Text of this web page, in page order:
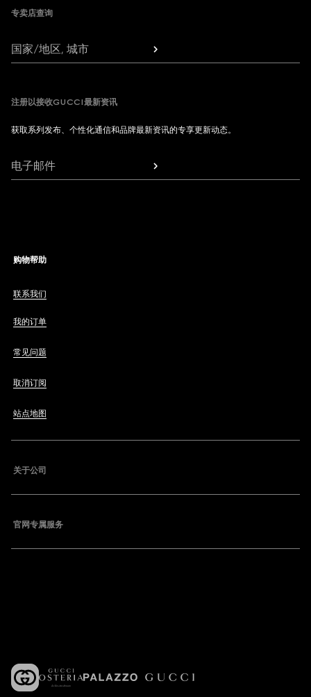
专卖店查询
国家/地区, 城市
注册以接收GUCCI最新资讯
获取系列发布、个性化通信和品牌最新资讯的专享更新动态。
电子邮件
购物帮助
联系我们
我的订单
常见问题
取消订阅
站点地图
关于公司
官网专属服务